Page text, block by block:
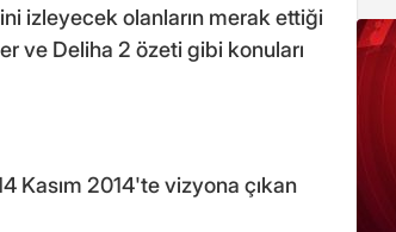
izleyecek olanların merak ettiği
ve Deliha 2 özeti gibi konuları
Kasım 2014'te vizyona çıkan